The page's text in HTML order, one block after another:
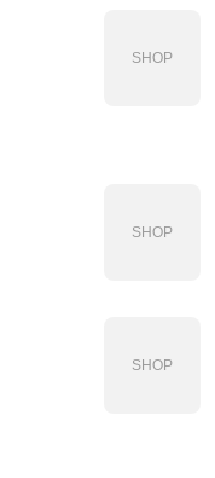
SHOP
SHOP
SHOP